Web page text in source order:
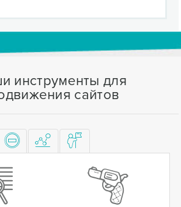
инструменты для
сайтов